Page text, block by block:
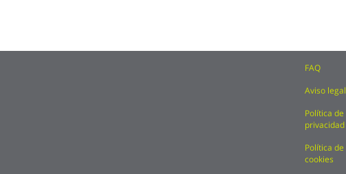
FAQ
Aviso legal
Política de
privacidad
Política de
cookies